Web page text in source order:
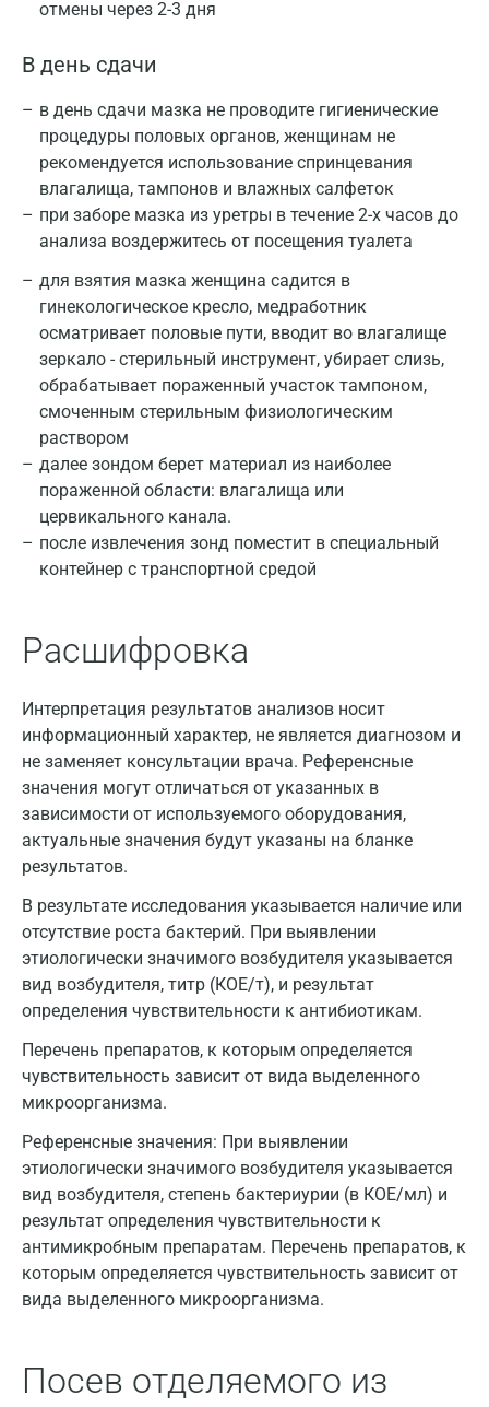
отмены через 2-3 дня
В день сдачи
в день сдачи мазка не проводите гигиенические
процедуры половых органов, женщинам не
рекомендуется использование спринцевания
влагалища, тампонов и влажных салфеток
при заборе мазка из уретры в течение 2-х часов до
анализа воздержитесь от посещения туалета
для взятия мазка женщина садится в
гинекологическое кресло, медработник
осматривает половые пути, вводит во влагалище
зеркало - стерильный инструмент, убирает слизь,
обрабатывает пораженный участок тампоном,
смоченным стерильным физиологическим
раствором
далее зондом берет материал из наиболее
пораженной области: влагалища или
цервикального канала.
после извлечения зонд поместит в специальный
контейнер с транспортной средой
Расшифровка
Интерпретация результатов анализов носит
информационный характер, не является диагнозом и
не заменяет консультации врача. Референсные
значения могут отличаться от указанных в
зависимости от используемого оборудования,
актуальные значения будут указаны на бланке
результатов.
В результате исследования указывается наличие или
отсутствие роста бактерий. При выявлении
этиологически значимого возбудителя указывается
вид возбудителя, титр (КОЕ/т), и результат
определения чувствительности к антибиотикам.
Перечень препаратов, к которым определяется
чувствительность зависит от вида выделенного
микроорганизма.
Референсные значения: При выявлении
этиологически значимого возбудителя указывается
вид возбудителя, степень бактериурии (в КОЕ/мл) и
результат определения чувствительности к
антимикробным препаратам. Перечень препаратов, к
которым определяется чувствительность зависит от
вида выделенного микроорганизма.
Посев отделяемого из
Москва
Санкт-Петербург
Нижний Новгород
Казань
Альметьевск
Армавир
Балашиха
Барнаул
Брянск
Великий Новгород
Владимир
Волгоград
Волжский
Вологда
Воронеж
Всеволожск
Гатчина
Геленджик
Голубое